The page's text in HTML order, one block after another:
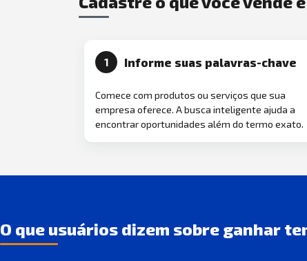
1 Informe suas palavras-chave
Comece com produtos ou serviços que sua
empresa oferece. A busca inteligente ajuda a
encontrar oportunidades além do termo exato.
O que usuários dizem sobre ganhar